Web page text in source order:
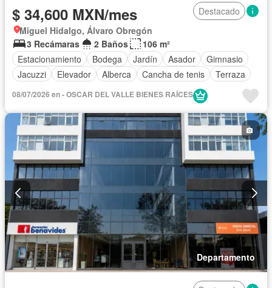
$ 34,600 MXN/mes
Destacado
Miguel Hidalgo, Álvaro Obregón
3 Recámaras
2 Baños
106 m²
Estacionamiento
Bodega Jardín Asador
Gimnasio
Jacuzzi
Elevador Alberca Cancha de tenis Terraza
08/07/2026 en - OSCAR DEL VALLE BIENES RAÍCES
Departamento